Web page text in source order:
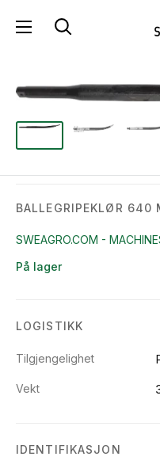
BALLEGRIPEKLØR 640
SWEAGRO.COM -
På lager
LOGISTIKK
Tilgjengelighet
Vekt
IDENTIFIKASJON